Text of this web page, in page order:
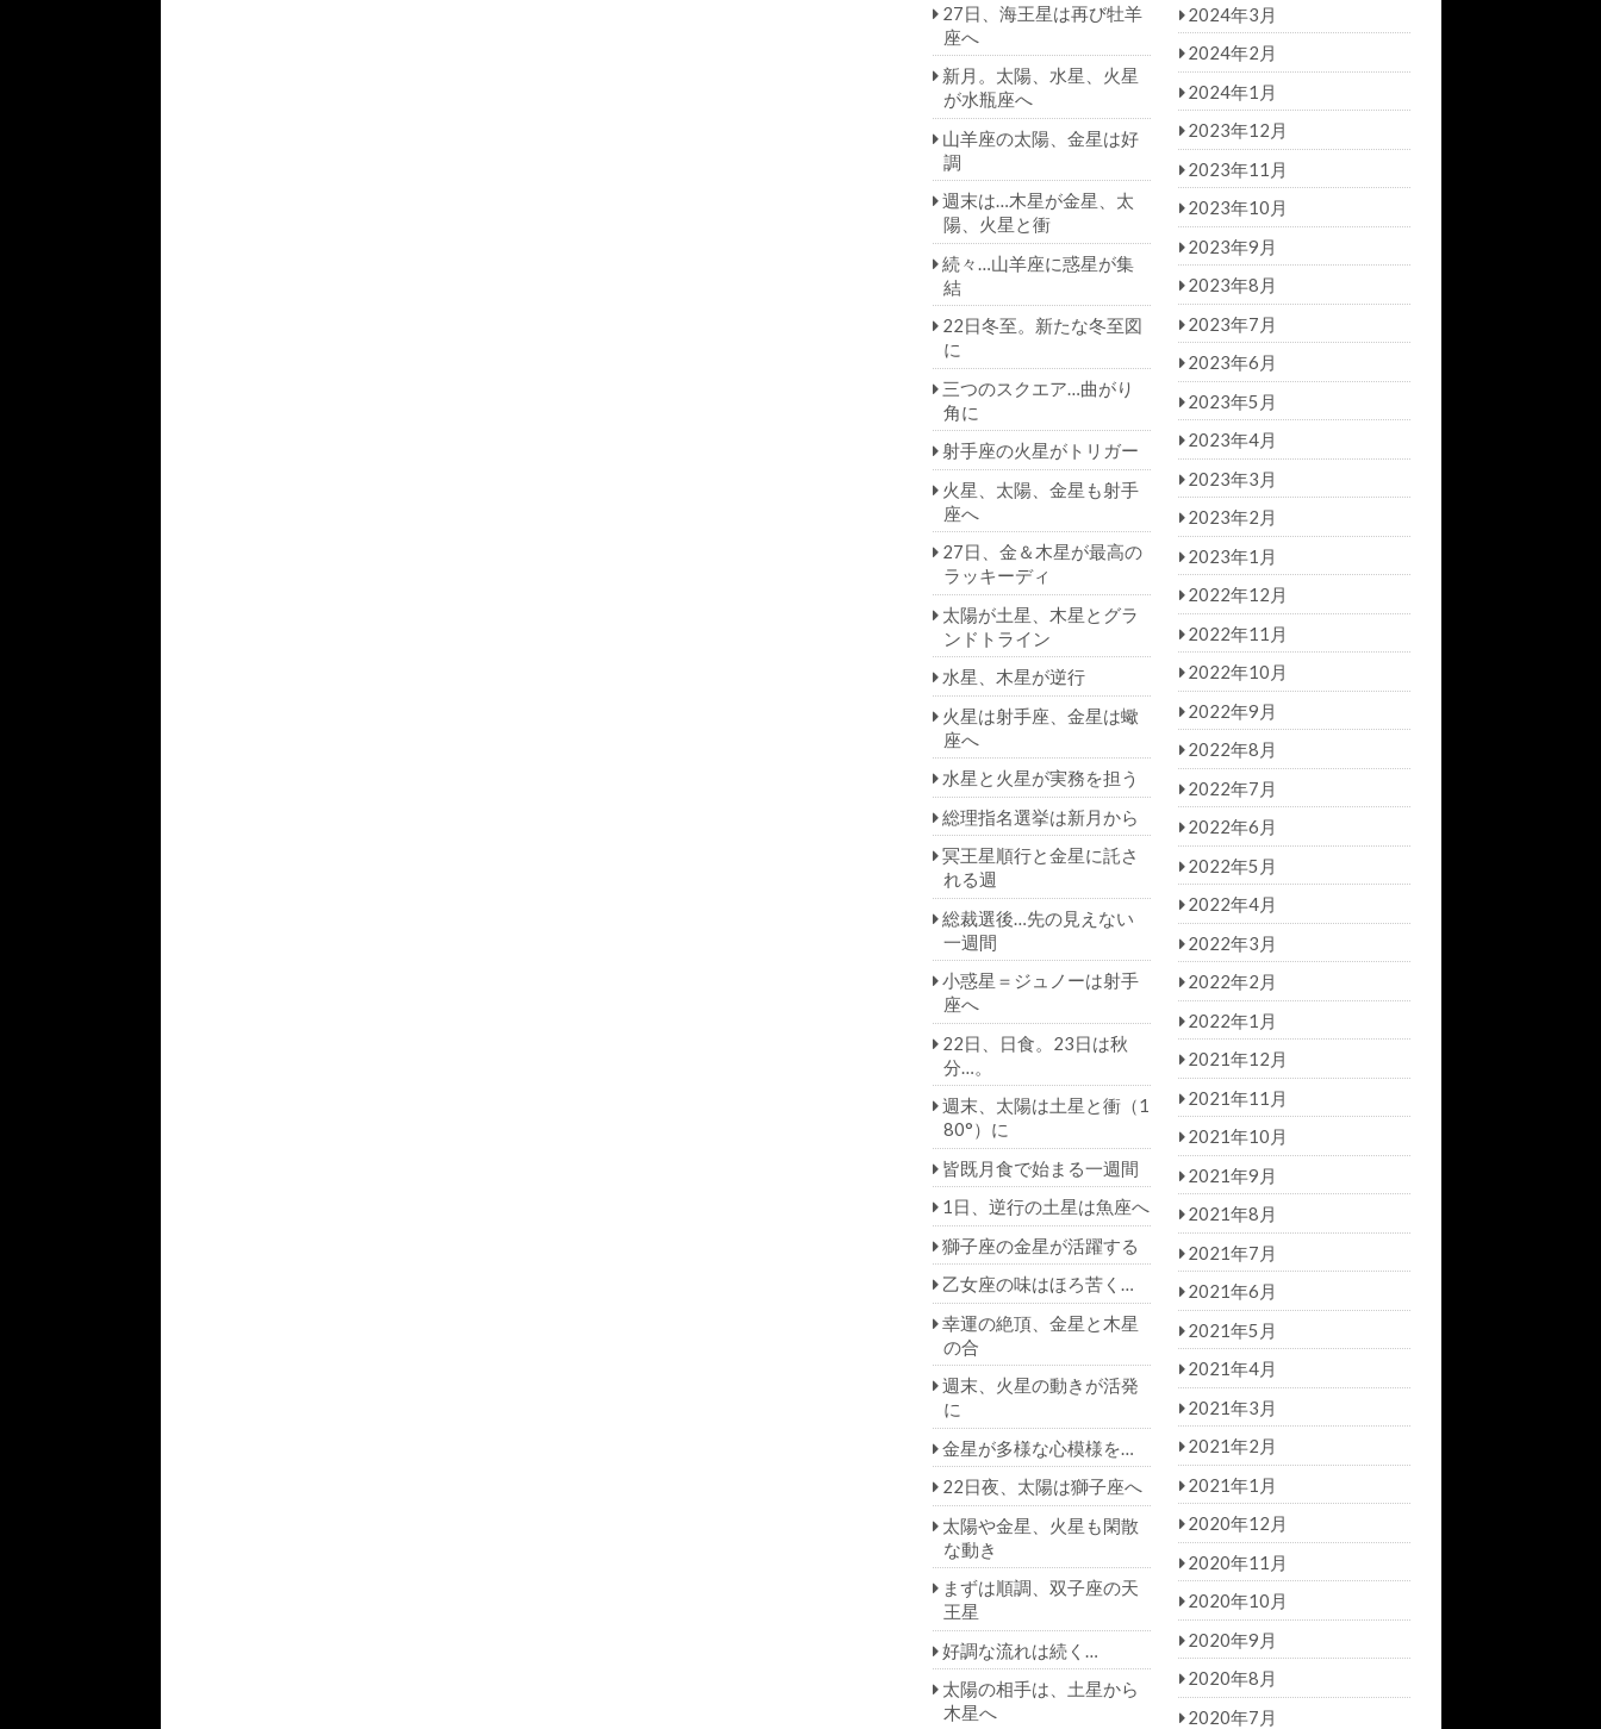
27日、海王星は再び牡羊
座へ
新月。太陽、水星、火星
が水瓶座へ
山羊座の太陽、金星は好
調
週末は…木星が金星、太
陽、火星と衝
続々…山羊座に惑星が集
結
22日冬至。新たな冬至図
に
三つのスクエア…曲がり
角に
射手座の火星がトリガー
火星、太陽、金星も射手
座へ
27日、金＆木星が最高の
ラッキーディ
太陽が土星、木星とグラ
ンドトライン
水星、木星が逆行
火星は射手座、金星は蠍
座へ
水星と火星が実務を担う
総理指名選挙は新月から
冥王星順行と金星に託さ
れる週
総裁選後…先の見えない
一週間
小惑星＝ジュノーは射手
座へ
22日、日食。23日は秋
分…。
週末、太陽は土星と衝（1
80°）に
皆既月食で始まる一週間
1日、逆行の土星は魚座へ
獅子座の金星が活躍する
乙女座の味はほろ苦く…
幸運の絶頂、金星と木星
の合
週末、火星の動きが活発
に
金星が多様な心模様を…
22日夜、太陽は獅子座へ
太陽や金星、火星も閑散
な動き
まずは順調、双子座の天
王星
好調な流れは続く…
太陽の相手は、土星から
木星へ
2024年3月
2024年2月
2024年1月
2023年12月
2023年11月
2023年10月
2023年9月
2023年8月
2023年7月
2023年6月
2023年5月
2023年4月
2023年3月
2023年2月
2023年1月
2022年12月
2022年11月
2022年10月
2022年9月
2022年8月
2022年7月
2022年6月
2022年5月
2022年4月
2022年3月
2022年2月
2022年1月
2021年12月
2021年11月
2021年10月
2021年9月
2021年8月
2021年7月
2021年6月
2021年5月
2021年4月
2021年3月
2021年2月
2021年1月
2020年12月
2020年11月
2020年10月
2020年9月
2020年8月
2020年7月